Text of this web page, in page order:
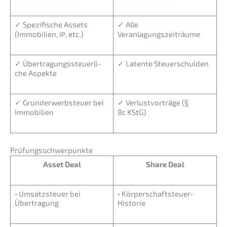
✓ Spezi­fi­sche Assets
(Immobi­li­en, IP, etc.)
✓ Alle
Veranlagungszeiträume
✓ Übertra­gungs­steu­er­li­
che Aspekte
✓ Laten­te Steuerschulden
✓ Grund­er­werb­steu­er bei
Immobilien
✓ Verlust­vor­trä­ge (§
8c KStG)
Prüfungs­schwer­punk­te
Asset Deal
Share Deal
• Umsatz­steu­er bei
Übertragung
• Körper­schaft­steu­er-
Histo­rie